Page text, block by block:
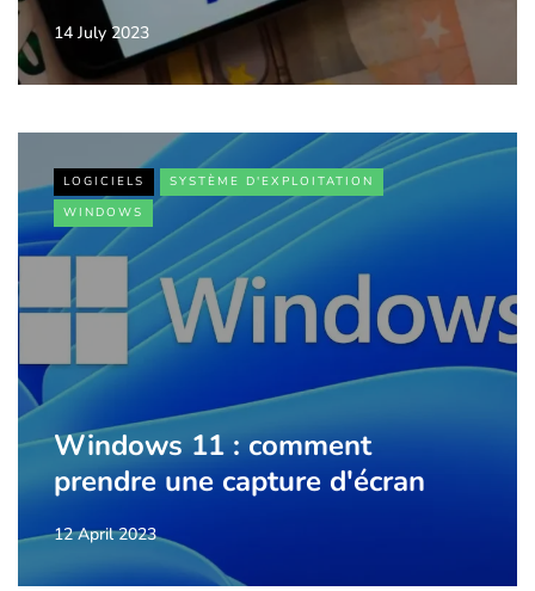
14 July 2023
LOGICIELS
SYSTÈME D'EXPLOITATION
WINDOWS
Windows 11 : comment
prendre une capture d'écran
12 April 2023